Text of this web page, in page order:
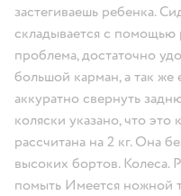
застегиваешь ребенка.
складывается с помощью
проблема, достаточно
большой карман, а так же
аккуратно свернуть
коляски указано, что
рассчитана на 2 кг. Она
высоких бортов. Колеса.
помыть Имеется ножной